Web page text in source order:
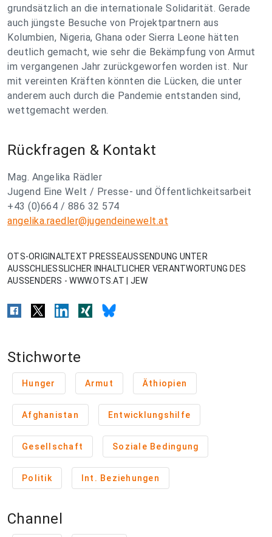
grundsätzlich an die internationale Solidarität. Gerade
auch jüngste Besuche von Projektpartnern aus
Kolumbien, Nigeria, Ghana oder Sierra Leone hätten
deutlich gemacht, wie sehr die Bekämpfung von Armut
im vergangenen Jahr zurückgeworfen worden ist. Nur
mit vereinten Kräften könnten die Lücken, die unter
anderem auch durch die Pandemie entstanden sind,
wettgemacht werden.
Rückfragen & Kontakt
Mag. Angelika Rädler
Jugend Eine Welt / Presse- und Öffentlichkeitsarbeit
+43 (0)664 / 886 32 574
angelika.raedler@jugendeinewelt.at
OTS-ORIGINALTEXT PRESSEAUSSENDUNG UNTER
AUSSCHLIESSLICHER INHALTLICHER VERANTWORTUNG DES
AUSSENDERS - WWW.OTS.AT | JEW
Stichworte
Hunger Armut Äthiopien
Afghanistan Entwicklungshilfe
Gesellschaft Soziale Bedingung
Politik Int. Beziehungen
Channel